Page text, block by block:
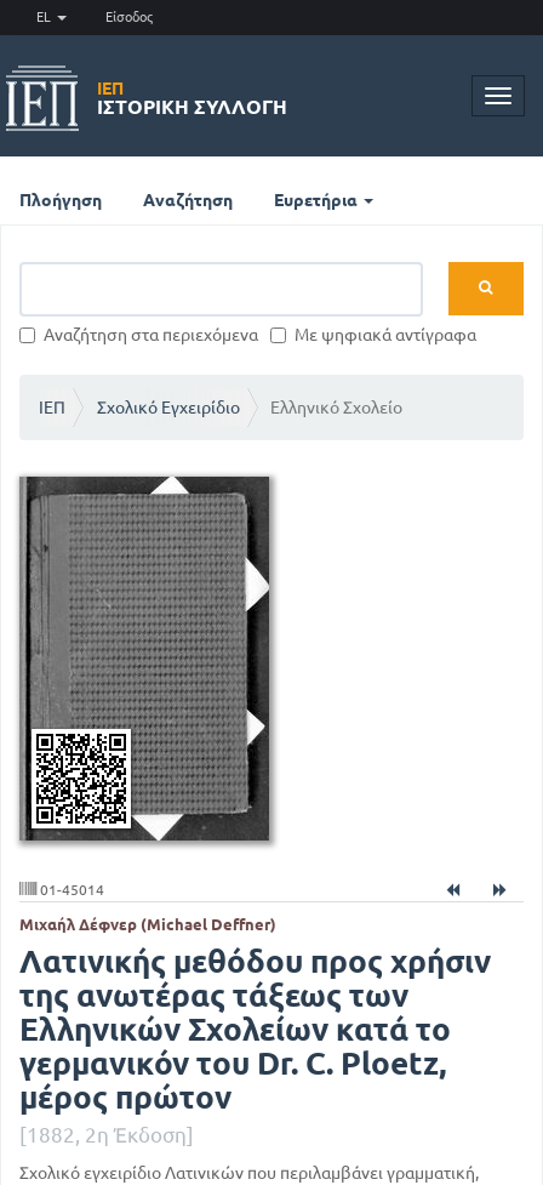
EL Είσοδος
ΙΕΠ
ΙΣΤΟΡΙΚΉ ΣΥΛΛΟΓΉ
Πλοήγηση Αναζήτηση Ευρετήρια
Αναζήτηση στα περιεχόμενα Με ψηφιακά αντίγραφα
ΙΕΠ Σχολικό Εγχειρίδιο Ελληνικό Σχολείο
01-45014
Μιχαήλ Δέφνερ (Michael Deffner)
Λατινικής μεθόδου προς χρήσιν
της ανωτέρας τάξεως των
Ελληνικών Σχολείων κατά το
γερμανικόν του Dr. C. Ploetz,
μέρος πρώτον
[1882, 2η Έκδοση]
Σχολικό εγχειρίδιο Λατινικών που περιλαμβάνει γραμματική,